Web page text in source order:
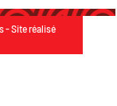
- Site réalisé